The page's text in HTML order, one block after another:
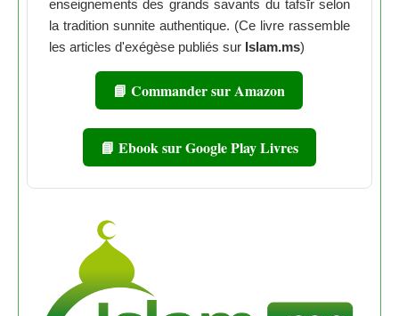
enseignements des grands savants du tafsīr selon
la tradition sunnite authentique. (Ce livre rassemble
les articles d'exégèse publiés sur Islam.ms)
📘 Commander sur Amazon
📘 Ebook sur Google Play Livres